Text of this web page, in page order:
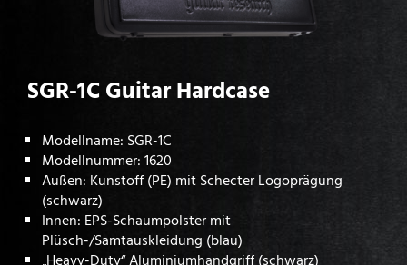
SGR-1C Guitar Hardcase
Modellname: SGR-1C
Modellnummer: 1620
Außen: Kunstoff (PE) mit Schecter Logoprägung
(schwarz)
Innen: EPS-Schaumpolster mit
Plüsch-/Samtauskleidung (blau)
„Heavy-Duty“ Aluminiumhandgriff (schwarz)